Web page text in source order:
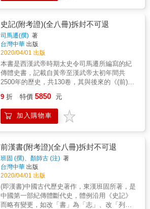
史記(附考證)(全八冊)拆封不可退
司馬遷(撰) 著
台灣中華 出版
2020/04/01 出版
本書是西漢武帝時期太史令司馬遷所編寫的紀
傳體史書，記載自黃帝至漢武帝太初年間共
2500年的歷史，共130卷，其與後來的《(前)漢
史」。作者司馬遷以其「究天人之際，通古今
之變，成一家之言」的史識，對後世史學和文
學的發展皆產生了深遠影響。《史記》首創的
「史家之絕唱，無韻之離騷」。 & 本書特色 &
1. 本書是西漢武帝時期太史令司馬遷所編寫的
紀傳體史書，記載自黃帝至漢武帝太初年間共
2500年的歷史。 & 2. 《史記》首創的紀傳體撰
史方法為後來傳著之正史所傳承，它同時也是
一部優秀的文學著作，魯迅稱其為「史家之絕
唱，無韻之離騷」。 &
9 折 特價 5850 元
加入購物車
前漢書(附考證)(全八冊)拆封不可退
班固 (撰)、顏師古 (注) 著
台灣中華 出版
2020/04/01 出版
(即漢書)中國古代歷史著作，東漢班固所著，是
中國第一部紀傳體斷代史，體例沿用《史記》
而略有變更，如改「書」為「志」、改「列